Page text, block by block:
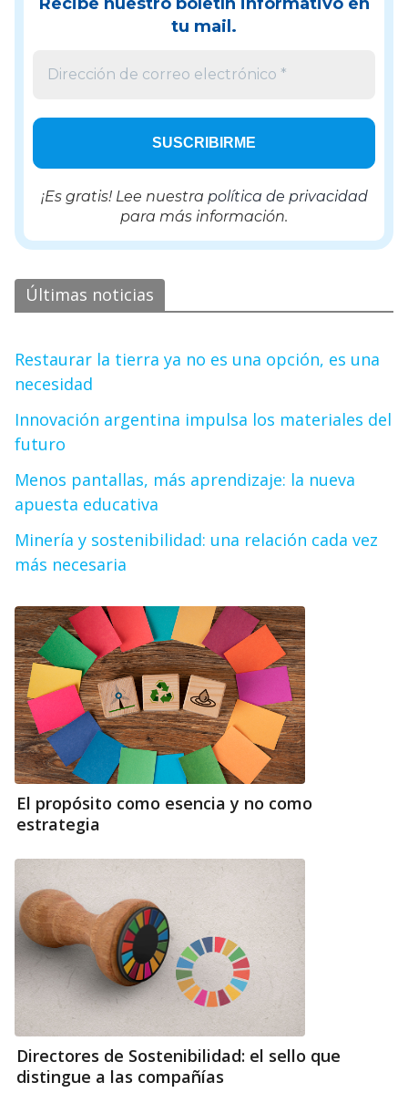
tu mail.
¡Es gratis! Lee nuestra política de privacidad
para más información.
Últimas noticias
Restaurar la tierra ya no es una opción, es una
necesidad
Innovación argentina impulsa los materiales del
futuro
Menos pantallas, más aprendizaje: la nueva
apuesta educativa
Minería y sostenibilidad: una relación cada vez
más necesaria
El propósito como esencia y no como
estrategia
Directores de Sostenibilidad: el sello que
distingue a las compañías